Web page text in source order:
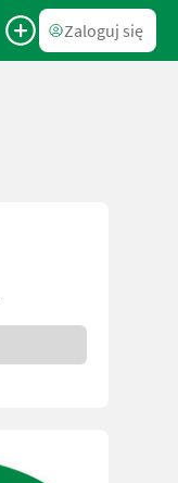
Zaloguj się